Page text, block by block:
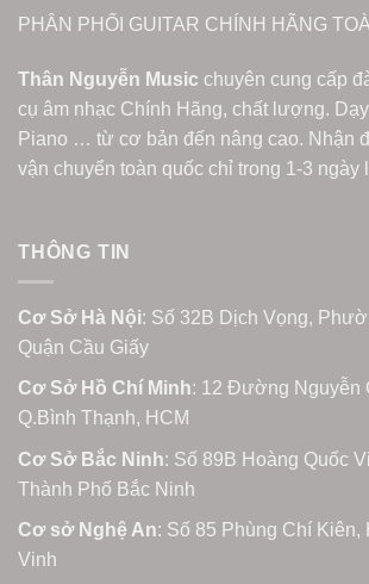
PHÂN PHỐI GUITAR CHÍNH HÃNG
Thân Nguyễn Music chuyên cung cấp
cụ âm nhạc Chính Hãng, chất lượng.
Piano … từ cơ bản đến nâng cao. Nhận
vận chuyển toàn quốc chỉ trong 1-3 ngày
THÔNG TIN
Cơ Sở Hà Nội: Số 32B Dịch Vọng,
Quận Cầu Giấy
Cơ Sở Hồ Chí Minh: 12 Đường Nguyễn
Q.Bình Thạnh, HCM
Cơ Sở Bắc Ninh: Số 89B Hoàng Quốc
Thành Phố Bắc Ninh
Cơ sở Nghệ An: Số 85 Phùng Chí Kiên,
Vinh